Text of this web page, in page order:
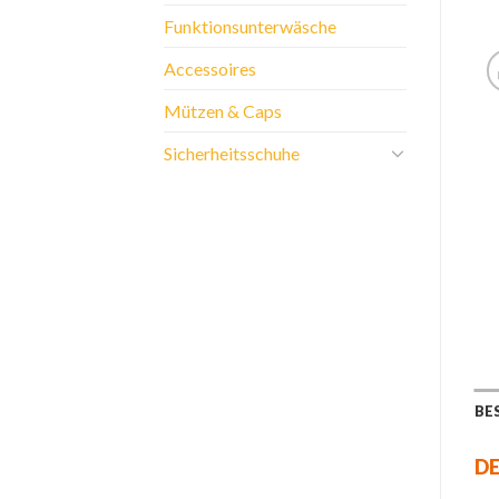
Funktionsunterwäsche
Accessoires
Mützen & Caps
Sicherheitsschuhe